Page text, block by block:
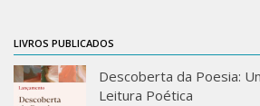
Plataforma Modernismo
Ver – Anita Malfatti
LIVROS PUBLICADOS
Descoberta da Poesia:
Leitura Poética